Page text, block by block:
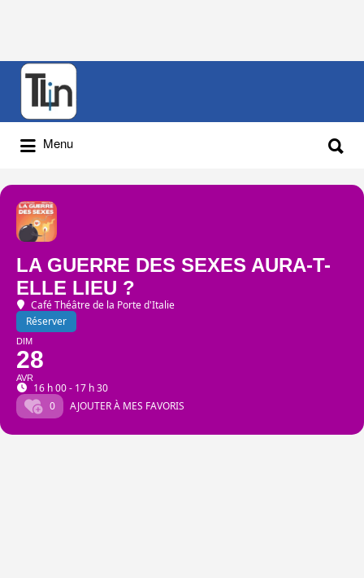
Rechercher
Menu
LA GUERRE DES SEXES AURA-T-
ELLE LIEU ?
Café Théâtre de la Porte d'Italie
Réserver
DIM
28
AVR
16 h 00 - 17 h 30
0
AJOUTER À MES FAVORIS